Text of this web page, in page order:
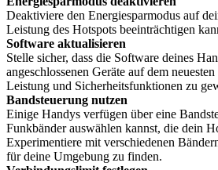
Deaktiviere den Energiesparmodus auf
Leistung des Hotspots beeinträchtigen
Software aktualisieren
Stelle sicher, dass die Software deines
angeschlossenen Geräte auf dem
Leistung und Sicherheitsfunktionen zu
Bandsteuerung nutzen
Einige Handys verfügen über eine
Funkbänder auswählen kannst, die dein
Experimentiere mit verschiedenen
für deine Umgebung zu finden.